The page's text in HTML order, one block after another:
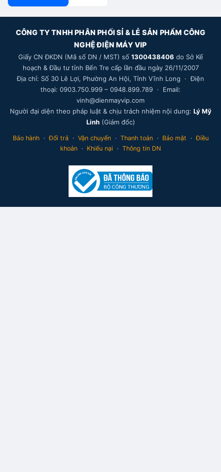
CÔNG TY TNHH PHÂN PHỐI SỈ & LẺ SẢN PHẨM CÔNG
NGHỆ ĐIỆN MÁY VIP
Giấy CN ĐKDN (Mã số DN / MST) số 1300438406 do Sở Kế
hoạch & Đầu tư tỉnh Bến Tre cấp lần đầu ngày 26/11/2007
Địa chỉ: Số 30 Lê Lợi, Phường An Hội, Tỉnh Vĩnh Long · Điện
thoại: 0903.750.999 – 0948.899.789 · Email:
vinh@dienmayvip.com
Người đại diện theo pháp luật & chịu trách nhiệm nội dung: Lý Mỹ
Linh(Giám đốc)
Bảo hành·Đổi trả · Vận chuyển· Thanh toán· Bảo mật ·Điều
khoản · Khiếu nại · Thông tin DN